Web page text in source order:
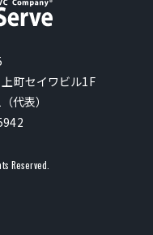
町セイワビル1F
代表）
Reserved.